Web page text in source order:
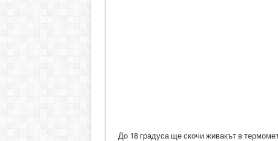
До 18 градуса ще скочи живакът в